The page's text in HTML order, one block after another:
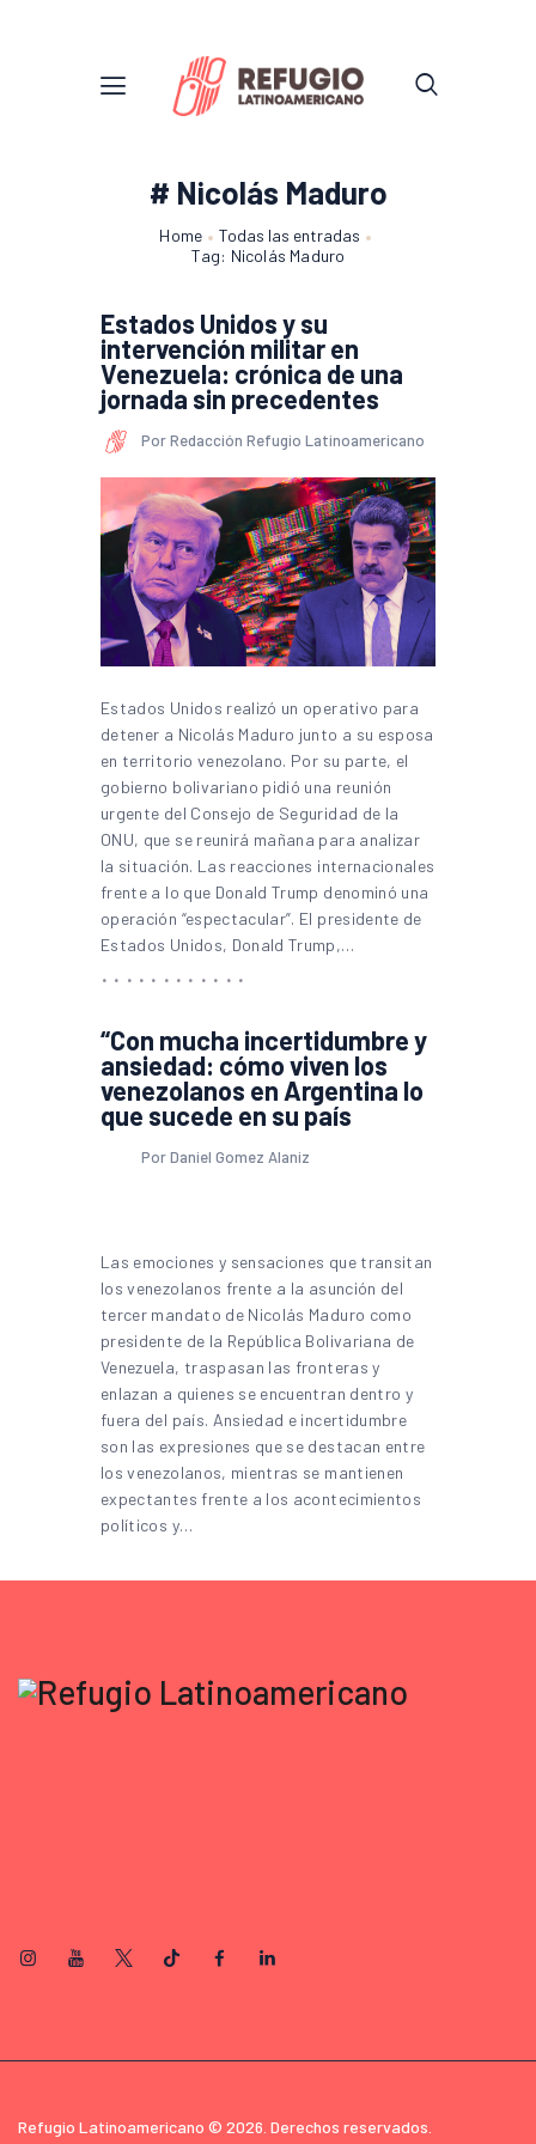
# Nicolás Maduro
Home
Todas las entradas
Tag: Nicolás Maduro
Estados Unidos y su
intervención militar en
Venezuela: crónica de una
jornada sin precedentes
Por Redacción Refugio Latinoamericano
Estados Unidos realizó un operativo para
detener a Nicolás Maduro junto a su esposa
en territorio venezolano. Por su parte, el
gobierno bolivariano pidió una reunión
urgente del Consejo de Seguridad de la
ONU, que se reunirá mañana para analizar
la situación. Las reacciones internacionales
frente a lo que Donald Trump denominó una
operación “espectacular”. El presidente de
Estados Unidos, Donald Trump,…
“Con mucha incertidumbre y
ansiedad: cómo viven los
venezolanos en Argentina lo
que sucede en su país
Por Daniel Gomez Alaniz
Las emociones y sensaciones que transitan
los venezolanos frente a la asunción del
tercer mandato de Nicolás Maduro como
presidente de la República Bolivariana de
Venezuela, traspasan las fronteras y
enlazan a quienes se encuentran dentro y
fuera del país. Ansiedad e incertidumbre
son las expresiones que se destacan entre
los venezolanos, mientras se mantienen
expectantes frente a los acontecimientos
políticos y…
Refugio Latinoamericano © 2026. Derechos reservados.